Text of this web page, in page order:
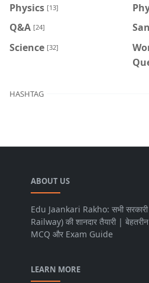
Physics [13]
Q&A [24]
Science [32]
HASHTAG
ABOUT US
Edu Jaankari Rakho: सभी सरकारी
Railway) की शानदार तैयारी |
MCQ और Exam Guide
LEARN MORE